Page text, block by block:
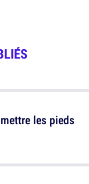
les pieds